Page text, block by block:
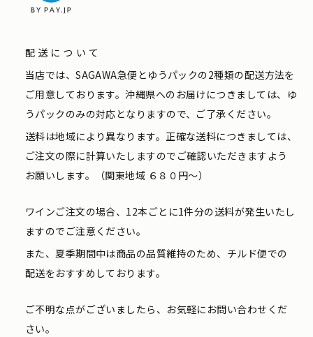
配送について
当店では、SAGAWA急便とゆうパックの2種類の配送方法を
ご用意しております。沖縄県へのお届けにつきましては、ゆ
うパックのみの対応となりますので、ご了承ください。
送料は地域により異なります。正確な送料につきましては、
ご注文の際に計算いたしますのでご確認いただきますよう
お願いします。（関東地域 ６８０円〜）
ワインご注文の場合、12本ごとに1件分の送料が発生いたし
ますのでご注意ください。
また、夏季期間中は商品の品質維持のため、チルド便での
配送をおすすめしております。
ご不明な点がございましたら、お気軽にお問い合わせくだ
さい。